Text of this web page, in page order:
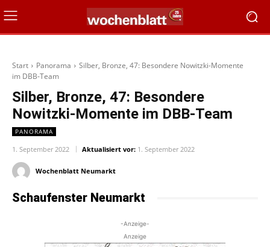
Start Panorama
Silber, Bronze, 47: Besondere Nowitzki-Momente
im DBB-Team
Silber, Bronze, 47: Besondere
Nowitzki-Momente im DBB-Team
PANORAMA
1. September 2022 Aktualisiert vor: 1. September 2022
Wochenblatt Neumarkt
Schaufenster Neumarkt
-Anzeige-
Anzeige